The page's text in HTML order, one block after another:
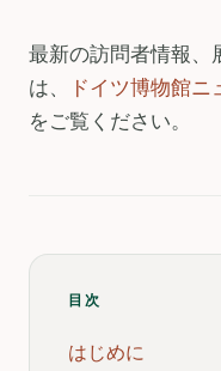
最新の訪問者情報、
は、
ドイツ博物館
をご覧ください。
目次
はじめに